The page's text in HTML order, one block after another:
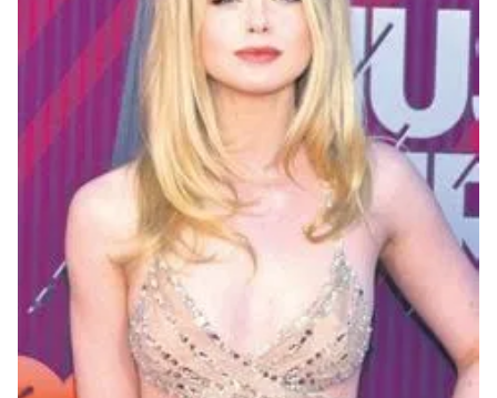
6698 sayılı Kişisel Verilerin Korunması Kanunu uyarınca
hazırlanmış Aydınlatma Metnimizi okumak ve sitemizde
ilgili mevzuata uygun olarak kullanılan çerezlerle ilgili bilgi
almak için lütfen
tıklayınız